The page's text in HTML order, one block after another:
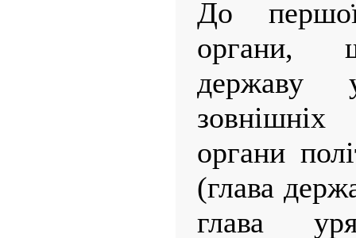
До
органи,
державу
органи
(глава
глава